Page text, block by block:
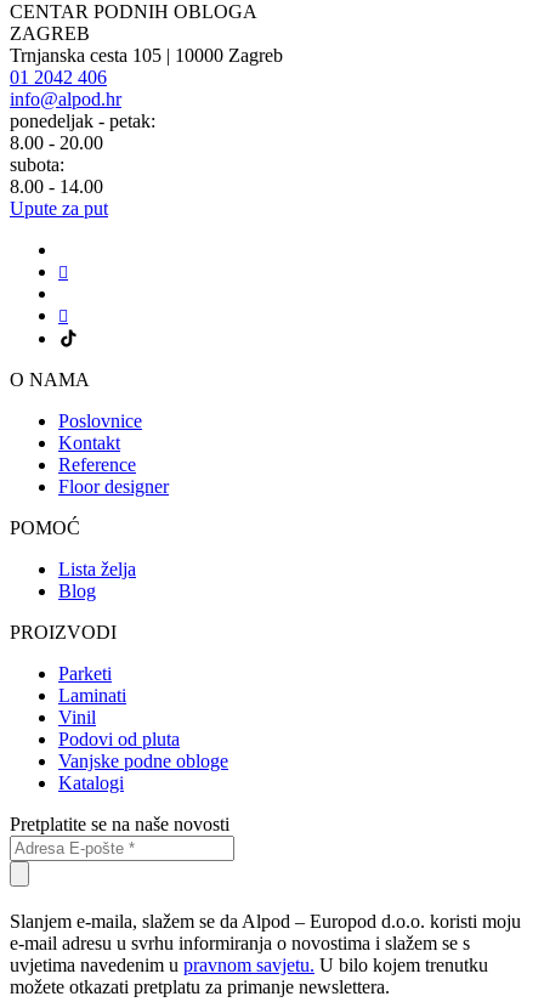
CENTAR PODNIH OBLOGA
ZAGREB
Trnjanska cesta 105 | 10000 Zagreb
01 2042 406
info@alpod.hr
ponedeljak - petak:
8.00 - 20.00
subota:
8.00 - 14.00
Upute za put
O NAMA
Poslovnice
Kontakt
Reference
Floor designer
POMOĆ
Lista želja
Blog
PROIZVODI
Parketi
Laminati
Vinil
Podovi od pluta
Vanjske podne obloge
Katalogi
Pretplatite se na naše novosti
Slanjem e-maila, slažem se da Alpod – Europod d.o.o. koristi moju
e-mail adresu u svrhu informiranja o novostima i slažem se s
uvjetima navedenim u pravnom savjetu. U bilo kojem trenutku
možete otkazati pretplatu za primanje newslettera.